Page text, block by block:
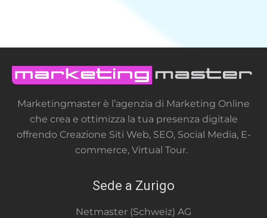
Marketingmaster è l’agenzia di Marketing Online
che crea e ottimizza la tua presenza digitale
offrendo Creazione Siti Web, SEO, Social Media, E-
commerce, Virtual Tour.
Sede a Zurigo
Netmaster (Schweiz) AG